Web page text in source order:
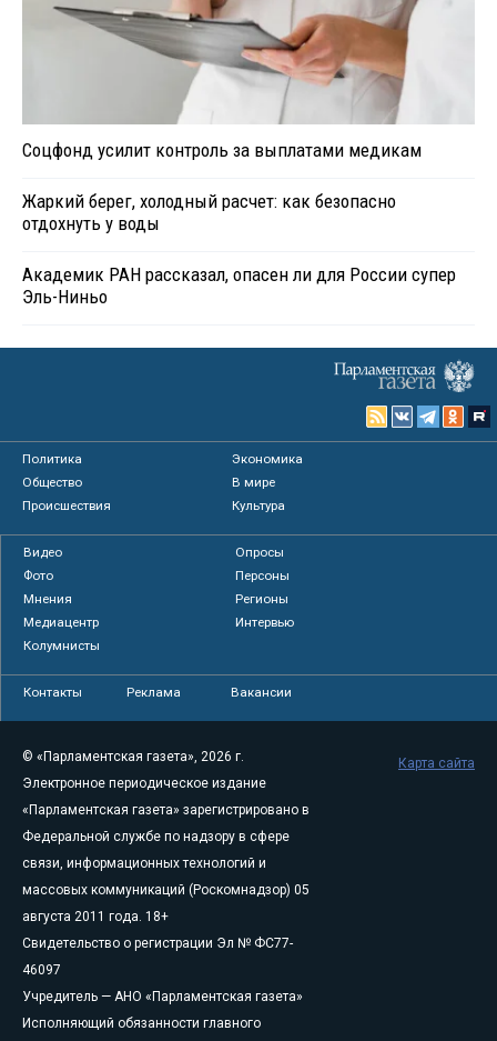
Соцфонд усилит контроль за выплатами медикам
Жаркий берег, холодный расчет: как безопасно
отдохнуть у воды
Академик РАН рассказал, опасен ли для России супер
Эль-Ниньо
Политика
Экономика
Общество
В мире
Происшествия
Культура
Видео
Опросы
Фото
Персоны
Мнения
Регионы
Медиацентр
Интервью
Колумнисты
Контакты Реклама Вакансии
© «Парламентская газета», 2026 г.
Электронное периодическое издание
«Парламентская газета» зарегистрировано в
Федеральной службе по надзору в сфере
связи, информационных технологий и
массовых коммуникаций (Роскомнадзор) 05
августа 2011 года. 18+
Свидетельство о регистрации Эл № ФС77-
46097
Учредитель — АНО «Парламентская газета»
Исполняющий обязанности главного
Карта сайта